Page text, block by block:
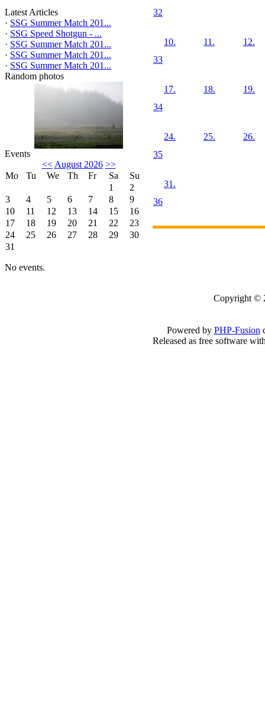
Latest Articles
· SSG Summer Match 201...
· SSG Speed Shotgun - ...
· SSG Summer Match 201...
· SSG Summer Match 201...
· SSG Summer Match 201...
Random photos
Events
<< August 2026 >>
Mo
Tu We Th Fr Sa
Su
1
2
3
4 5 6 7 8
9
10
11 12 13 14 15
16
17
18 19 20 21 22
23
24
25 26 27 28 29
30
31
No events.
32
33
10. 11. 12.
34
17. 18. 19.
35
24. 25. 26.
36
31.
Copyright ©
Powered by PHP-Fusion
Released as free software